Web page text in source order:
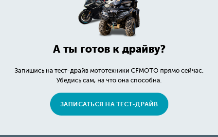
А ты готов к драйву?
Запишись на тест-драйв мототехники CFMOTO прямо сейчас.
Убедись сам, на что она способна.
ЗАПИСАТЬСЯ НА ТЕСТ-ДРАЙВ